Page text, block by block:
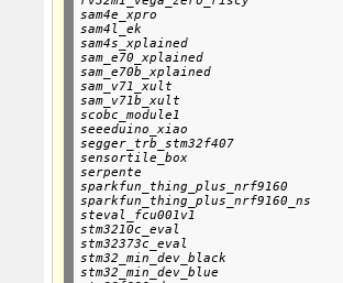
sam4e_xpro
sam4l_ek
sam4s_xplained
sam_e70_xplained
sam_e70b_xplained
sam_v71_xult
sam_v71b_xult
scobc_module1
seeeduino_xiao
segger_trb_stm32f407
sensortile_box
serpente
sparkfun_thing_plus_nrf9160
sparkfun_thing_plus_nrf9160_ns
steval_fcu001v1
stm3210c_eval
stm32373c_eval
stm32_min_dev_black
stm32_min_dev_blue